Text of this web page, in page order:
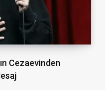
Cezaevinden